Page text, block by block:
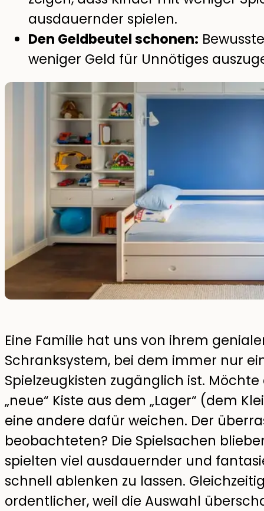
ausdauernder spielen.
Den Geldbeutel schonen:
weniger Geld für Unnötiges
Eine Familie hat uns von ihrem
Schranksystem, bei dem immer nur
Spielzeugkisten zugänglich ist.
„neue“ Kiste aus dem „Lager“ (dem
eine andere dafür weichen. Der
beobachteten? Die Spielsachen
spielten viel ausdauernder und
schnell ablenken zu lassen.
ordentlicher, weil die Auswahl